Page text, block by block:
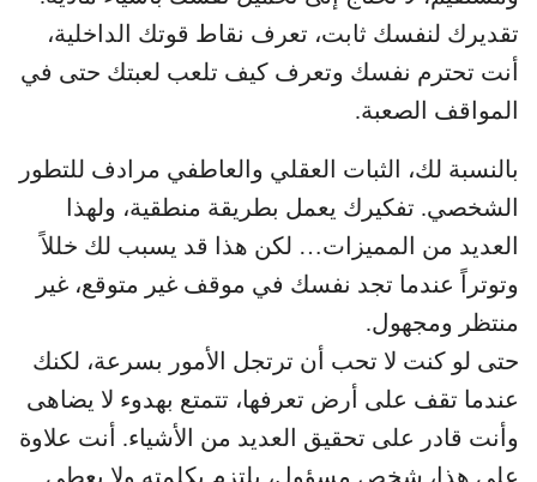
تقديرك لنفسك ثابت، تعرف نقاط قوتك الداخلية،
أنت تحترم نفسك وتعرف كيف تلعب لعبتك حتى في
المواقف الصعبة.
بالنسبة لك، الثبات العقلي والعاطفي مرادف للتطور
الشخصي. تفكيرك يعمل بطريقة منطقية، ولهذا
العديد من المميزات… لكن هذا قد يسبب لك خللاً
وتوتراً عندما تجد نفسك في موقف غير متوقع، غير
منتظر ومجهول.
حتى لو كنت لا تحب أن ترتجل الأمور بسرعة، لكنك
عندما تقف على أرض تعرفها، تتمتع بهدوء لا يضاهى
وأنت قادر على تحقيق العديد من الأشياء. أنت علاوة
على هذا، شخص مسؤول، يلتزم بكلمته ولا يعطي